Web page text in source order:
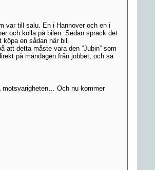
var till salu. En i Hannover och en i
och kolla på bilen. Sedan sprack det
en sådan här bil.
att detta måste vara den ”Jubin” som
på måndagen från jobbet, och sa
motsvarigheten… Och nu kommer